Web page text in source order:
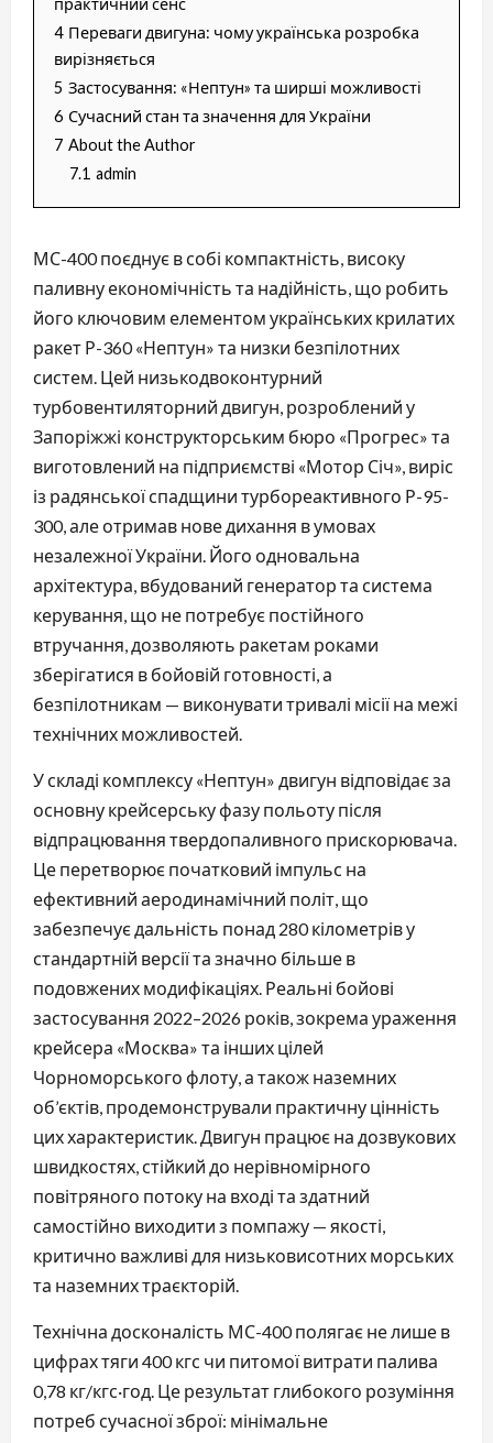
практичний сенс
4 Переваги двигуна: чому українська розробка
вирізняється
5 Застосування: «Нептун» та ширші можливості
6 Сучасний стан та значення для України
7 About the Author
7.1 admin
МС-400 поєднує в собі компактність, високу
паливну економічність та надійність, що робить
його ключовим елементом українських крилатих
ракет Р-360 «Нептун» та низки безпілотних
систем. Цей низькодвоконтурний
турбовентиляторний двигун, розроблений у
Запоріжжі конструкторським бюро «Прогрес» та
виготовлений на підприємстві «Мотор Січ», виріс
із радянської спадщини турбореактивного Р-95-
300, але отримав нове дихання в умовах
незалежної України. Його одновальна
архітектура, вбудований генератор та система
керування, що не потребує постійного
втручання, дозволяють ракетам роками
зберігатися в бойовій готовності, а
безпілотникам — виконувати тривалі місії на межі
технічних можливостей.
У складі комплексу «Нептун» двигун відповідає за
основну крейсерську фазу польоту після
відпрацювання твердопаливного прискорювача.
Це перетворює початковий імпульс на
ефективний аеродинамічний політ, що
забезпечує дальність понад 280 кілометрів у
стандартній версії та значно більше в
подовжених модифікаціях. Реальні бойові
застосування 2022–2026 років, зокрема ураження
крейсера «Москва» та інших цілей
Чорноморського флоту, а також наземних
об’єктів, продемонстрували практичну цінність
цих характеристик. Двигун працює на дозвукових
швидкостях, стійкий до нерівномірного
повітряного потоку на вході та здатний
самостійно виходити з помпажу — якості,
критично важливі для низьковисотних морських
та наземних траєкторій.
Технічна досконалість МС-400 полягає не лише в
цифрах тяги 400 кгс чи питомої витрати палива
0,78 кг/кгс·год. Це результат глибокого розуміння
потреб сучасної зброї: мінімальне